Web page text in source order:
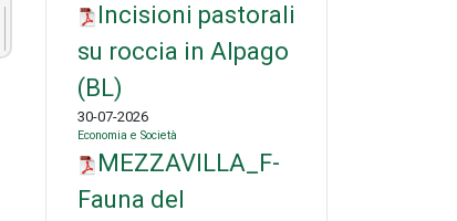
Incisioni pastorali
su roccia in Alpago
(BL)
30-07-2026
Economia e Società
MEZZAVILLA_F-
Fauna del